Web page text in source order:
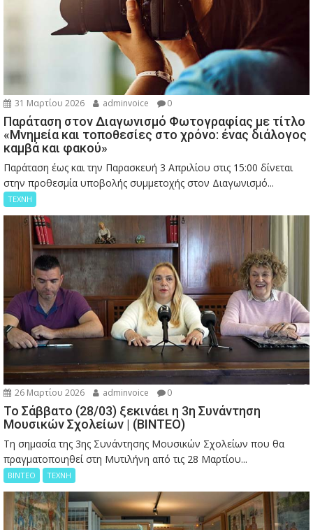
31 Μαρτίου 2026 adminvoice 0
Παράταση στον Διαγωνισμό Φωτογραφίας με τίτλο
«Μνημεία και τοποθεσίες στο χρόνο: ένας διάλογος
καμβά και φακού»
Παράταση έως και την Παρασκευή 3 Απριλίου στις 15:00 δίνεται
στην προθεσμία υποβολής συμμετοχής στον Διαγωνισμό...
ΤΕΧΝΗ
26 Μαρτίου 2026 adminvoice 0
Το Σάββατο (28/03) ξεκινάει η 3η Συνάντηση
Μουσικών Σχολείων | (ΒΙΝΤΕΟ)
Τη σημασία της 3ης Συνάντησης Μουσικών Σχολείων που θα
πραγματοποιηθεί στη Μυτιλήνη από τις 28 Μαρτίου...
ΒΙΝΤΕΟ ΤΕΧΝΗ